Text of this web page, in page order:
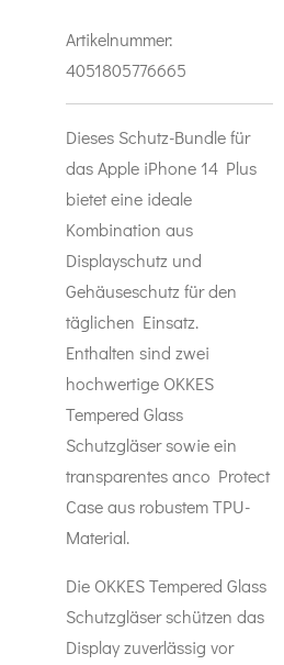
Artikelnummer:
4051805776665
Dieses Schutz-Bundle für
das Apple iPhone 14 Plus
bietet eine ideale
Kombination aus
Displayschutz und
Gehäuseschutz für den
täglichen Einsatz.
Enthalten sind zwei
hochwertige OKKES
Tempered Glass
Schutzgläser sowie ein
transparentes anco Protect
Case aus robustem TPU-
Material.
Die OKKES Tempered Glass
Schutzgläser schützen das
Display zuverlässig vor